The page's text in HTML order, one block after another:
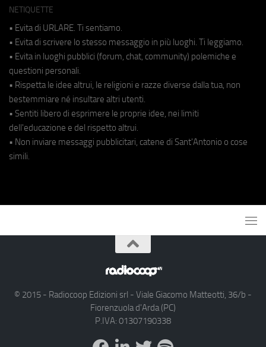
NETIQUETTE
• Evita di URLARE. Ti sentiamo.
• Evita di scrivere lo stesso messaggio in più luoghi. Ti leggiamo.
• Evita in luoghi pubblici (forum, chat, community) polemiche e
questioni personali.
• Rispetta le idee altrui, le religioni e razze diverse dalla tua, non
bestemmiare né insultare altri utenti.
• Sentiti libero di esprimere le proprie idee, nei limiti
dell'educazione e del rispetto altrui.
• Non inviare messaggi pubblicitari, catene di Sant'Antonio o cose
simili.
© 2015 - Radiocoop Edizioni srl - Viale Giacomo Matteotti, 36/b -
Fiorenzuola d'Arda (PC)
P.IVA: 01307190338